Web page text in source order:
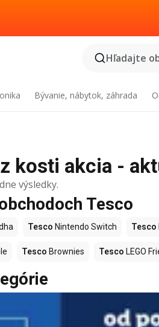
Hľadajte
Bývanie, nábytok, záhrada
kosti akcia -
výsledky.
Tesco
Tesco Nintendo Switch Tesco
Tesco Brownies Tesco LEGO